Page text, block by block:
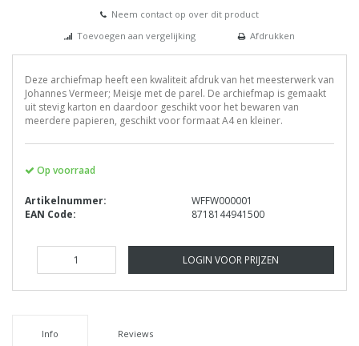
Neem contact op over dit product
Toevoegen aan vergelijking
Afdrukken
Deze archiefmap heeft een kwaliteit afdruk van het meesterwerk van
Johannes Vermeer; Meisje met de parel. De archiefmap is gemaakt
uit stevig karton en daardoor geschikt voor het bewaren van
meerdere papieren, geschikt voor formaat A4 en kleiner.
Op voorraad
Artikelnummer:
WFFW000001
EAN Code:
8718144941500
LOGIN VOOR PRIJZEN
Info Reviews